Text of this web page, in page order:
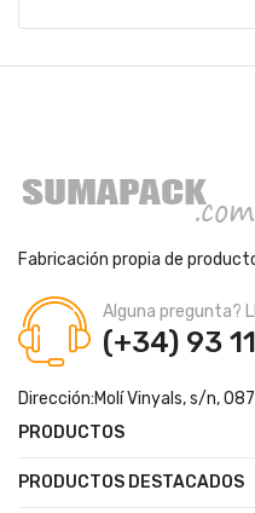
Fabricación propia de
Alguna pregunta?
(+34) 93
Dirección:Molí Vinyals, s/n,
PRODUCTOS
PRODUCTOS DESTACADOS